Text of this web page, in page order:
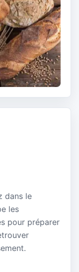
dans le
les
pour préparer